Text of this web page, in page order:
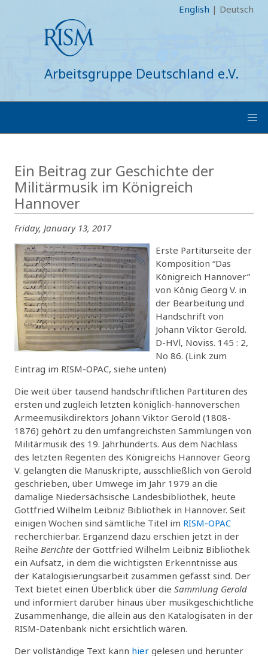
English | Deutsch
Arbeitsgruppe Deutschland e.V.
Ein Beitrag zur Geschichte der
Militärmusik im Königreich
Hannover
Friday, January 13, 2017
Erste Partiturseite der
Komposition “Das
Königreich Hannover”
von König Georg V. in
der Bearbeitung und
Handschrift von
Johann Viktor Gerold.
D-HVl, Noviss. 145 : 2,
No 86. (Link zum
Eintrag im RISM-OPAC, siehe unten)
Die weit über tausend handschriftlichen Partituren des
ersten und zugleich letzten königlich-hannoverschen
Armeemusikdirektors Johann Viktor Gerold (1808-
1876) gehört zu den umfangreichsten Sammlungen von
Militärmusik des 19. Jahrhunderts. Aus dem Nachlass
des letzten Regenten des Königreichs Hannover Georg
V. gelangten die Manuskripte, ausschließlich von Gerold
geschrieben, über Umwege im Jahr 1979 an die
damalige Niedersächsische Landesbibliothek, heute
Gottfried Wilhelm Leibniz Bibliothek in Hannover. Seit
einigen Wochen sind sämtliche Titel im RISM-OPAC
recherchierbar. Ergänzend dazu erschien jetzt in der
Reihe Berichte der Gottfried Wilhelm Leibniz Bibliothek
ein Aufsatz, in dem die wichtigsten Erkenntnisse aus
der Katalogisierungsarbeit zusammen gefasst sind. Der
Text bietet einen Überblick über die Sammlung Gerold
und informiert darüber hinaus über musikgeschichtliche
Zusammenhänge, die allein aus den Katalogisaten in der
RISM-Datenbank nicht ersichtlich wären.
Der vollständige Text kann hier gelesen und herunter